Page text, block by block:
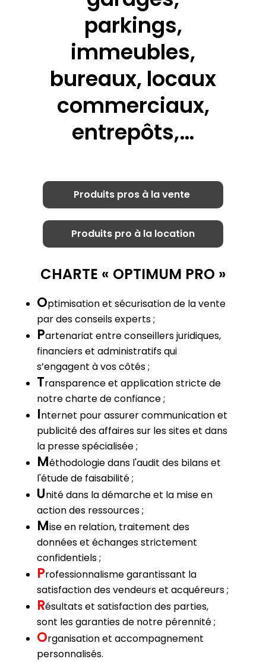
parkings,
immeubles,
bureaux, locaux
commerciaux,
entrepôts,…
Produits pros à la vente
Produits pro à la location
CHARTE « OPTIMUM PRO »
Optimisation et sécurisation de la vente
par des conseils experts ;
Partenariat entre conseillers juridiques,
financiers et administratifs qui
s’engagent à vos côtés ;
Transparence et application stricte de
notre charte de confiance ;
Internet pour assurer communication et
publicité des affaires sur les sites et dans
la presse spécialisée ;
Méthodologie dans l'audit des bilans et
l'étude de faisabilité ;
Unité dans la démarche et la mise en
action des ressources ;
Mise en relation, traitement des
données et échanges strictement
confidentiels ;
Professionnalisme garantissant la
satisfaction des vendeurs et acquéreurs ;
Résultats et satisfaction des parties,
sont les garanties de notre pérennité ;
Organisation et accompagnement
personnalisés.